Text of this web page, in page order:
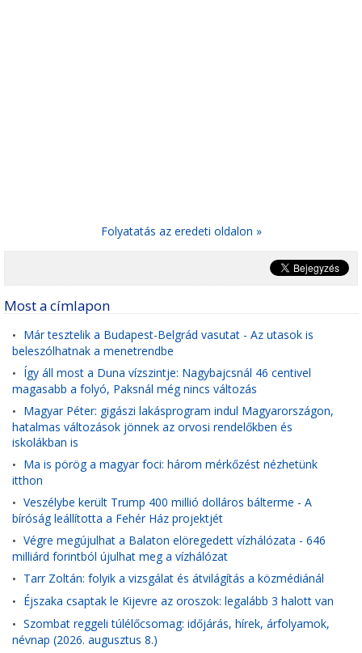
Folyatatás az eredeti oldalon »
Most a címlapon
• Már tesztelik a Budapest-Belgrád vasutat - Az utasok is
beleszólhatnak a menetrendbe
• Így áll most a Duna vízszintje: Nagybajcsnál 46 centivel
magasabb a folyó, Paksnál még nincs változás
• Magyar Péter: gigászi lakásprogram indul Magyarországon,
hatalmas változások jönnek az orvosi rendelőkben és
iskolákban is
• Ma is pörög a magyar foci: három mérkőzést nézhetünk
itthon
• Veszélybe került Trump 400 millió dolláros bálterme - A
bíróság leállította a Fehér Ház projektjét
• Végre megújulhat a Balaton elöregedett vízhálózata - 646
milliárd forintból újulhat meg a vízhálózat
• Tarr Zoltán: folyik a vizsgálat és átvilágítás a közmédiánál
• Éjszaka csaptak le Kijevre az oroszok: legalább 3 halott van
• Szombat reggeli túlélőcsomag: időjárás, hírek, árfolyamok,
névnap (2026. augusztus 8.)